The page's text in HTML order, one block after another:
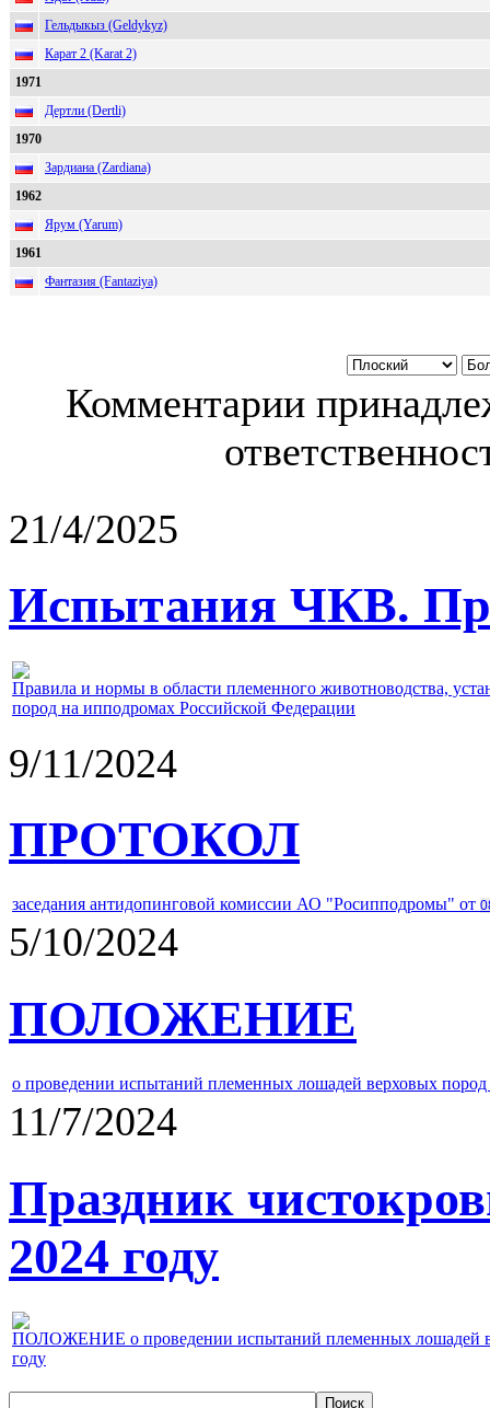
Гельдыкыз (Geldykyz)
Карат 2 (Karat 2)
1971
Дертли (Dertli)
1970
Зардиана (Zardiana)
1962
Ярум (Yarum)
1961
Фантазия (Fantaziya)
Комментарии
21/4/2025
Испытания ЧКВ.
Правила и нормы в области племенного животноводства,
пород на ипподромах Российской Федерации
9/11/2024
ПРОТОКОЛ
заседания антидопинговой комиссии АО "Росипподромы" от
5/10/2024
ПОЛОЖЕНИЕ
о проведении испытаний племенных лошадей верховых
11/7/2024
Праздник
2024 году
ПОЛОЖЕНИЕ о проведении испытаний племенных лошадей
году